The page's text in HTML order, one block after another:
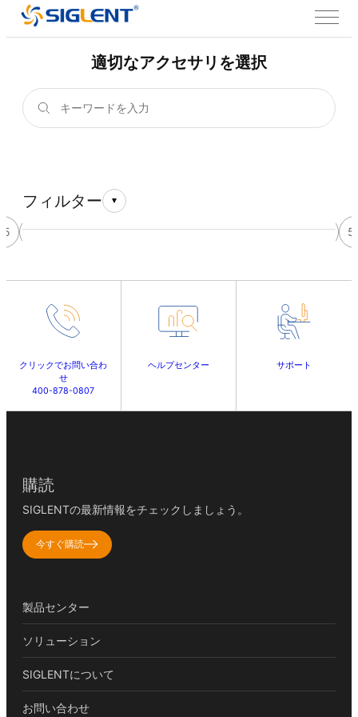
適切なアクセサリを選択
フィルター
46 47 48 49 50 51 52 53 54 55
クリックでお問い合わ
せ
400-878-0807
ヘルプセンター サポート
購読
SIGLENTの最新情報をチェックしましょう。
今すぐ購読
製品センター
ソリューション
SIGLENTについて
お問い合わせ